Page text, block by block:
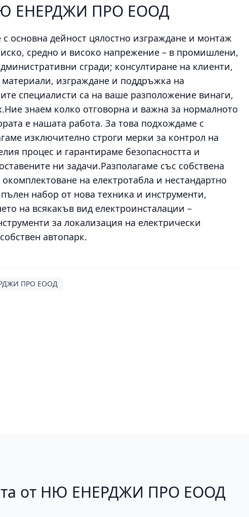
ЕНЕРДЖИ ПРО ЕООД
основна дейност цялостно изграждане и монтаж
средно и високо напрежение – в промишлени,
сгради; консултиране на клиенти,
материали, изграждане и поддръжка на
специалисти са на ваше разположение винаги,
знаем колко отговорна и важна за нормалното
е нашата работа. За това подхождаме с
изключително строги мерки за контрол на
процес и гарантираме безопасността и
ни задачи.Разполагаме със собствена
на електротабла и нестандартно
набор от нова техника и инструменти,
на всякакъв вид електроинсталации –
за локализация на електрически
автопарк.
ПРО ЕООД
от НЮ ЕНЕРДЖИ ПРО ЕООД